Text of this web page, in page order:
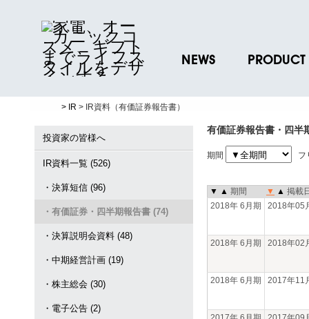
NEWS
プレスリリース
PRODUCT
ノベルティグッ
お取引先様 会員
> IR > IR資料（有価証券報告書）
投資家の皆様へ
IR資料一覧 (526)
・決算短信 (96)
・有価証券・四半期報告書 (74)
・決算説明会資料 (48)
・中期経営計画 (19)
・株主総会 (30)
・電子公告 (2)
有価証券報告書・四半
期間 フ
▼ ▲ 期間 ▼ ▲ 掲載
2018年 6月期
2018年05
2018年 6月期 2018年02
2018年 6月期 2017年11